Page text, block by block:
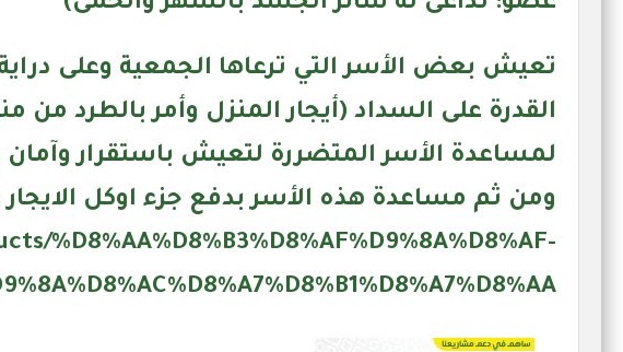
تعيش بعض الأسر التي ترعاها الجمعية وعلى
القدرة على السداد (أيجار المنزل وأمر بالطرد
لمساعدة الأسر المتضررة لتعيش باستقرار وآمان
ومن ثم مساعدة هذه الأسر بدفع جزء اوكل الايجار
%D8%AA%D8%B3%D8%AF%D9%8A%D8%AF-